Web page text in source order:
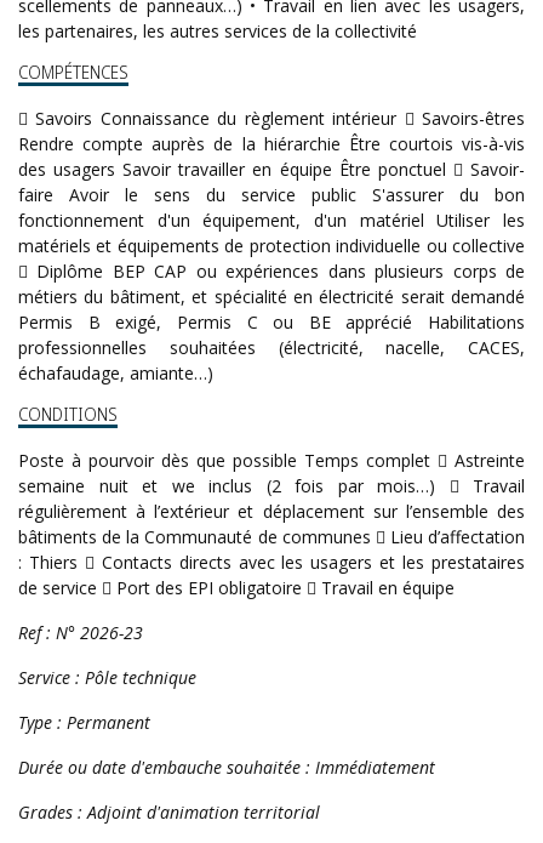
scellements de panneaux…) • Travail en lien avec les usagers,
les partenaires, les autres services de la collectivité
COMPÉTENCES
 Savoirs Connaissance du règlement intérieur  Savoirs-êtres
Rendre compte auprès de la hiérarchie Être courtois vis-à-vis
des usagers Savoir travailler en équipe Être ponctuel  Savoir-
faire Avoir le sens du service public S'assurer du bon
fonctionnement d'un équipement, d'un matériel Utiliser les
matériels et équipements de protection individuelle ou collective
 Diplôme BEP CAP ou expériences dans plusieurs corps de
métiers du bâtiment, et spécialité en électricité serait demandé
Permis B exigé, Permis C ou BE apprécié Habilitations
professionnelles souhaitées (électricité, nacelle, CACES,
échafaudage, amiante…)
CONDITIONS
Poste à pourvoir dès que possible Temps complet  Astreinte
semaine nuit et we inclus (2 fois par mois…)  Travail
régulièrement à l’extérieur et déplacement sur l’ensemble des
bâtiments de la Communauté de communes  Lieu d’affectation
: Thiers  Contacts directs avec les usagers et les prestataires
de service  Port des EPI obligatoire  Travail en équipe
Ref : N° 2026-23
Service : Pôle technique
Type : Permanent
Durée ou date d'embauche souhaitée : Immédiatement
Grades : Adjoint d'animation territorial